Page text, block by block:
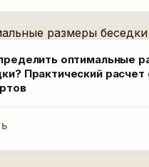
оптимальные
Практический расчет